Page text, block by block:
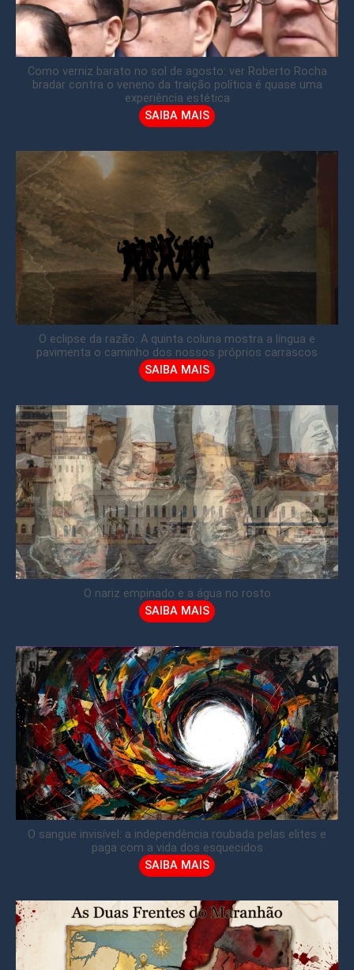
Como verniz barato no sol de agosto: ver Roberto Rocha
bradar contra o veneno da traição política é quase uma
experiência estética
SAIBA MAIS
O eclipse da razão: A quinta coluna mostra a língua e
pavimenta o caminho dos nossos próprios carrascos
SAIBA MAIS
O nariz empinado e a água no rosto
SAIBA MAIS
O sangue invisível: a independência roubada pelas elites e
paga com a vida dos esquecidos
SAIBA MAIS